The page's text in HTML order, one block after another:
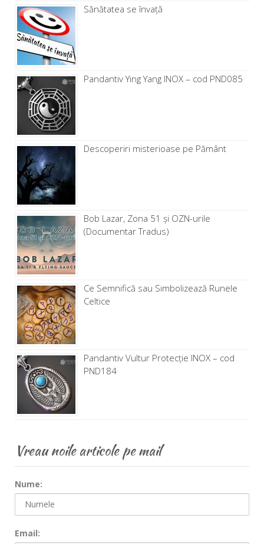
Sănătatea se învață
Pandantiv Ying Yang INOX – cod PND085
Descoperiri misterioase pe Pământ
Bob Lazar, Zona 51 și OZN-urile
(Documentar Tradus)
Ce Semnifică sau Simbolizează Runele
Celtice
Pandantiv Vultur Protecție INOX – cod
PND184
Vreau noile articole pe mail
Nume:
Email: